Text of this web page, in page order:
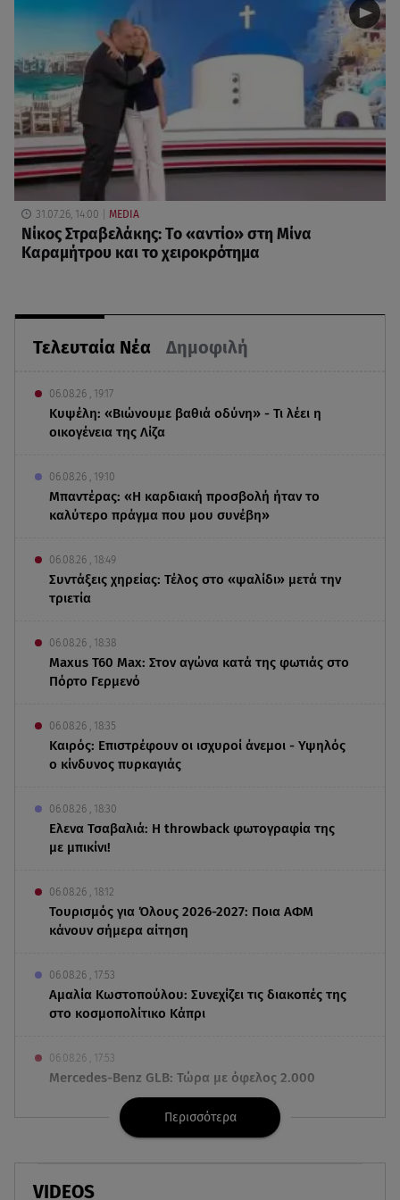
Τελευταία Νέα Δημοφιλή
06.08.26 , 19:17
Κυψέλη: «Βιώνουμε βαθιά οδύνη» - Τι λέει η
οικογένεια της Λίζα
06.08.26 , 19:10
Μπαντέρας: «Η καρδιακή προσβολή ήταν το
καλύτερο πράγμα που μου συνέβη»
06.08.26 , 18:49
Συντάξεις χηρείας: Τέλος στο «ψαλίδι» μετά την
τριετία
06.08.26 , 18:38
Maxus T60 Max: Στον αγώνα κατά της φωτιάς στο
Πόρτο Γερμενό
06.08.26 , 18:35
Καιρός: Επιστρέφουν οι ισχυροί άνεμοι - Υψηλός
ο κίνδυνος πυρκαγιάς
06.08.26 , 18:30
Ελενα Τσαβαλιά: Η throwback φωτογραφία της
με μπικίνι!
06.08.26 , 18:12
Τουρισμός για Όλους 2026-2027: Ποια ΑΦΜ
κάνουν σήμερα αίτηση
06.08.26 , 17:53
Αμαλία Κωστοπούλου: Συνεχίζει τις διακοπές της
στο κοσμοπολίτικο Κάπρι
06.08.26 , 17:53
Mercedes-Benz GLB: Τώρα με όφελος 2.000
Συμφωνία Ιράν – Ομάν για τα Στενά του Ορμούζ
Περισσότερα
VIDEOS
31.07.26, 14:00 MEDIA
Νίκος Στραβελάκης: Το «αντίο» στη Μίνα
Καραμήτρου και το χειροκρότημα